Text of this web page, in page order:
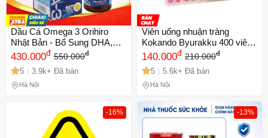
Dầu Cá Omega 3 Orihiro
Nhật Bản - Bổ Sung DHA,
EPA Tăng Cường Thị Lực và
Trí Não - Lọ 180 Viên Nang
Mềm
430.000đ 550.000đ
5 3.9k+ Đã bán
Hà Nội
Viên uống nhuận tràng
Kokando Byurakku 400 viên
giảm táo bón Nhật Bản - Hỗ
trợ tiêu hóa, detox cơ thể
hiệu quả
140.000đ 210.000đ
5 5.6k+ Đã bán
Hà Nội
-16% -13%